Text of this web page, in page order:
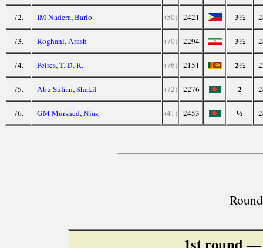
72. IM Nadera, Barlo (50) 2421 3½
73. Roghani, Arash (70) 2294 3½
74. Peires, T. D. R. (76) 2151 2½
75. Abu Sufian, Shakil (72) 2276 2
76. GM Murshed, Niaz (41) 2453 ½